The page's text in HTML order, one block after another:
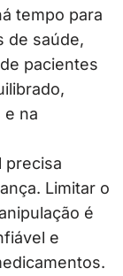
tempo para
de saúde,
pacientes
e na
precisa
Limitar o
é
e